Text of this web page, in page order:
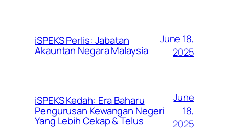
iSPEKS Perlis: Jabatan
Akauntan Negara Malaysia
June 18,
2025
iSPEKS Kedah: Era Baharu
Pengurusan Kewangan Negeri
Yang Lebih Cekap & Telus
June
18,
2025